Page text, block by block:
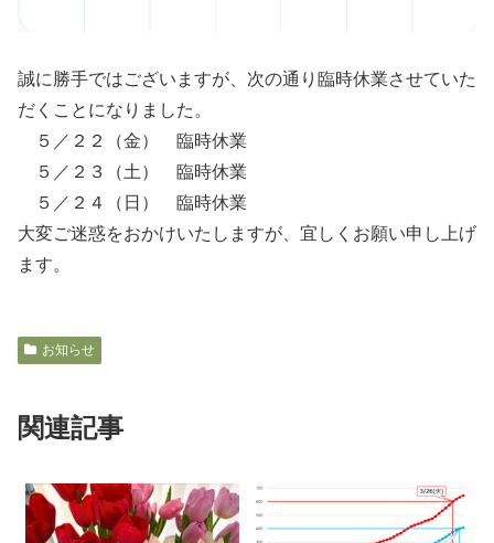
誠に勝手ではございますが、次の通り臨時休業させていた
だくことになりました。
５／２２（金） 臨時休業
５／２３（土） 臨時休業
５／２４（日） 臨時休業
大変ご迷惑をおかけいたしますが、宜しくお願い申し上げ
ます。
お知らせ
関連記事